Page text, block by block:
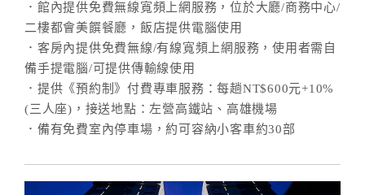
．館內提供免費無線寬頻上網服務，位於大廳/商務中心/
二樓都會美饌餐廳，飯店提供電腦使用
．客房內提供免費無線/有線寬頻上網服務，使用者需自
備手提電腦/可提供傳輸線使用
．提供《預約制》付費專車服務：每趟NT$600元+10%
(三人座)，接送地點：左營高鐵站、高雄機場
．備有免費室內停車場，約可容納小客車約30部